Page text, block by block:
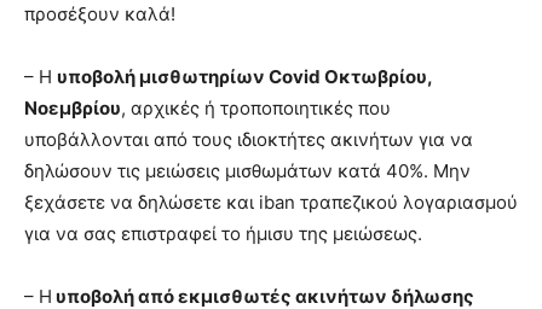
προσέξουν καλά!
– H υποβολή μισθωτηρίων Covid Οκτωβρίου,
Νοεμβρίου, αρχικές ή τροποποιητικές που
υποβάλλονται από τους ιδιοκτήτες ακινήτων για να
δηλώσουν τις μειώσεις μισθωμάτων κατά 40%. Μην
ξεχάσετε να δηλώσετε και iban τραπεζικού λογαριασμού
για να σας επιστραφεί το ήμισυ της μειώσεως.
– H υποβολή από εκμισθωτές ακινήτων δήλωσης